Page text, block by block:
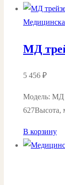
МД
5 456 ₽
Модель:
627Высота,
В корзину